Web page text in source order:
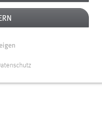
Funktion der